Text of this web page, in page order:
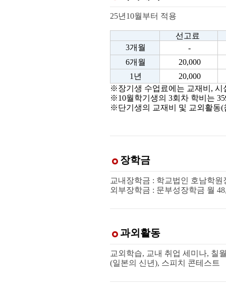
25년10월부터 적용
선고료
3개월
-
6개월
20,000
1년
20,000
※장기생 수업료에는 교재비, 시
※10월학기생의 3회차 학비는
※단기생의 교재비 및 교외활동(
장학금
교내장학금 : 학교법인 호남학
외부장학금 : 문부성장학금 월
과외활동
교외학습, 교내 취업 세미나, 칠
(일본의 신년), 스피치 콘테스트